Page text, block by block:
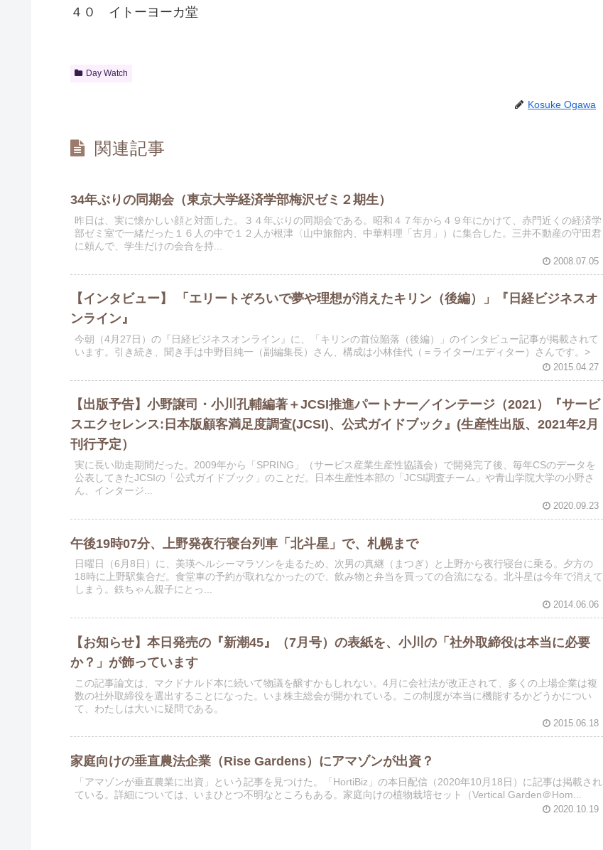
４０ イトーヨーカ堂
Day Watch
Kosuke Ogawa
関連記事
34年ぶりの同期会（東京大学経済学部梅沢ゼミ２期生）
昨日は、実に懐かしい顔と対面した。３４年ぶりの同期会である。昭和４７年から４９年にかけて、赤門近くの経済学
部ゼミ室で一緒だった１６人の中で１２人が根津〈山中旅館内、中華料理「古月」）に集合した。三井不動産の守田君
に頼んで、学生だけの会合を持...
2008.07.05
【インタビュー】 「エリートぞろいで夢や理想が消えたキリン（後編）」『日経ビジネスオ
ンライン』
今朝（4月27日）の『日経ビジネスオンライン』に、「キリンの首位陥落（後編）」のインタビュー記事が掲載されて
います。引き続き、聞き手は中野目純一（副編集長）さん、構成は小林佳代（＝ライター/エディター）さんです。>
2015.04.27
【出版予告】小野譲司・小川孔輔編著＋JCSI推進パートナー／インテージ（2021）『サービ
スエクセレンス:日本版顧客満足度調査(JCSI)、公式ガイドブック』(生産性出版、2021年2月
刊行予定）
実に長い助走期間だった。2009年から「SPRING」（サービス産業生産性協議会）で開発完了後、毎年CSのデータを
公表してきたJCSIの「公式ガイドブック」のことだ。日本生産性本部の「JCSI調査チーム」や青山学院大学の小野さ
ん、インタージ...
2020.09.23
午後19時07分、上野発夜行寝台列車「北斗星」で、札幌まで
日曜日（6月8日）に、美瑛ヘルシーマラソンを走るため、次男の真継（まつぎ）と上野から夜行寝台に乗る。夕方の
18時に上野駅集合だ。食堂車の予約が取れなかったので、飲み物と弁当を買っての合流になる。北斗星は今年で消えて
しまう。鉄ちゃん親子にとっ...
2014.06.06
【お知らせ】本日発売の『新潮45』（7月号）の表紙を、小川の「社外取締役は本当に必要
か？」が飾っています
この記事論文は、マクドナルド本に続いて物議を醸すかもしれない。4月に会社法が改正されて、多くの上場企業は複
数の社外取締役を選出することになった。いま株主総会が開かれている。この制度が本当に機能するかどうかについ
て、わたしは大いに疑問である。
2015.06.18
家庭向けの垂直農法企業（Rise Gardens）にアマゾンが出資？
「アマゾンが垂直農業に出資」という記事を見つけた。「HortiBiz」の本日配信（2020年10月18日）に記事は掲載され
ている。詳細については、いまひとつ不明なところもある。家庭向けの植物栽培セット（Vertical Garden＠Hom...
2020.10.19